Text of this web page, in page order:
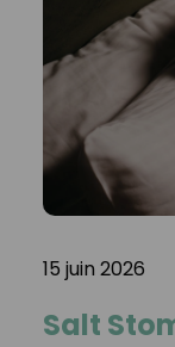
15 juin 2026
Salt